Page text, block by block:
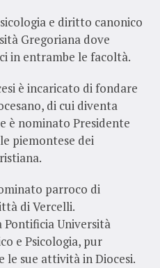
e diritto canonico
Gregoriana dove
in entrambe le facoltà.
è incaricato di fondare
di cui diventa
è nominato Presidente
piemontese dei
parroco di
di Vercelli.
Pontificia Università
e Psicologia, pur
sue attività in Diocesi.